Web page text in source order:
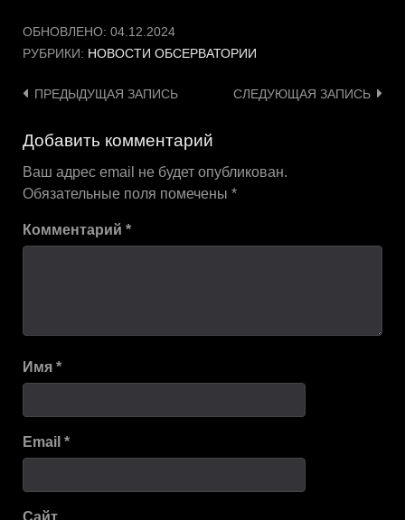
ОБНОВЛЕНО: 04.12.2024
РУБРИКИ: НОВОСТИ ОБСЕРВАТОРИИ
Навигация
записям
ПРЕДЫДУЩАЯ ЗАПИСЬ СЛЕДУЮЩАЯ ЗАПИСЬ
Добавить комментарий
Ваш адрес email не будет опубликован.
Обязательные поля помечены *
Комментарий *
Имя *
Email *